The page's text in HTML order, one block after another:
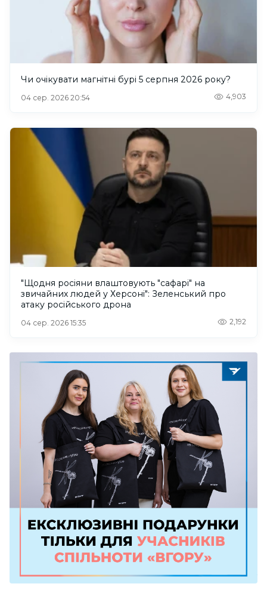
Чи очікувати магнітні бурі 5 серпня 2026 року?
04 сер. 2026 20:54 4,903
"Щодня росіяни влаштовують "сафарі" на
звичайних людей у Херсоні": Зеленський про
атаку російського дрона
04 сер. 2026 15:35 2,192